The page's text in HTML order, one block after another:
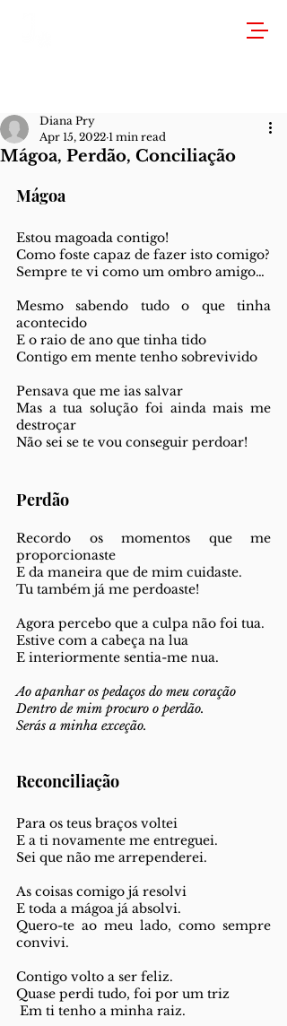
Mágoa, Perdão, Conciliação
Diana Pry
Apr 15, 2022 1 min read
Mágoa
Estou magoada contigo!
Como foste capaz de fazer isto comigo?
Sempre te vi como um ombro amigo…
Mesmo sabendo tudo o que tinha
acontecido
E o raio de ano que tinha tido
Contigo em mente tenho sobrevivido
Pensava que me ias salvar
Mas a tua solução foi ainda mais me
destroçar
Não sei se te vou conseguir perdoar!
Perdão
Recordo os momentos que me
proporcionaste
E da maneira que de mim cuidaste.
Tu também já me perdoaste!
Agora percebo que a culpa não foi tua.
Estive com a cabeça na lua
E interiormente sentia-me nua.
Ao apanhar os pedaços do meu coração
Dentro de mim procuro o perdão.
Serás a minha exceção.
Reconciliação
Para os teus braços voltei
E a ti novamente me entreguei.
Sei que não me arrependerei.
As coisas comigo já resolvi
E toda a mágoa já absolvi.
Quero-te ao meu lado, como sempre
convivi.
Contigo volto a ser feliz.
Quase perdi tudo, foi por um triz
Em ti tenho a minha raiz.